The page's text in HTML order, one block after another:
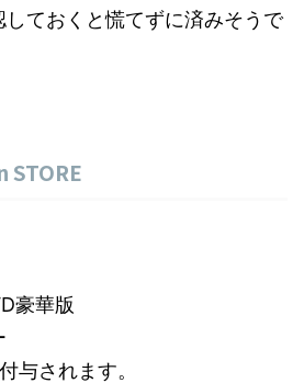
ておくと慌てずに済みそうで
STORE
豪華版
与されます。